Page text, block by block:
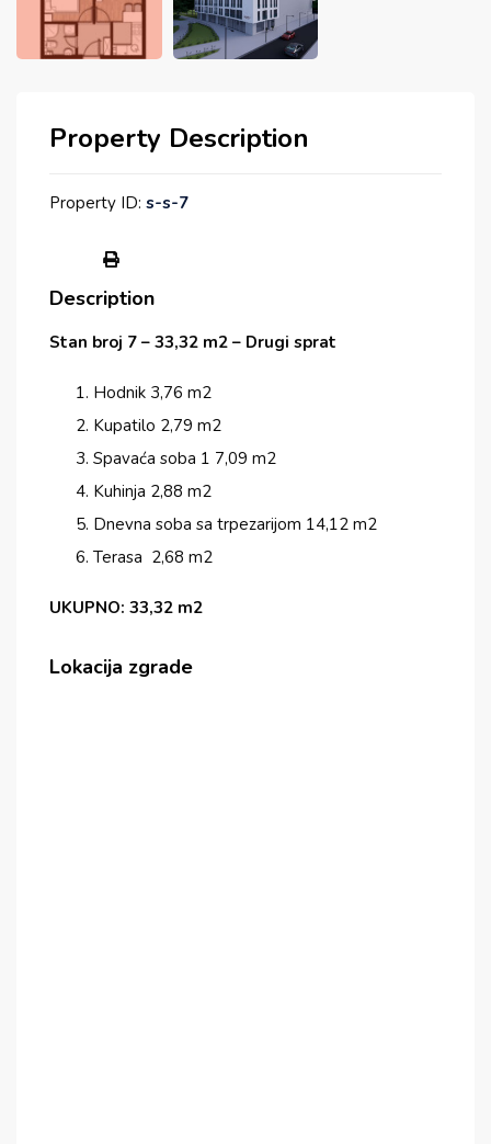
Property Description
Property ID: s-s-7
Description
Stan broj 7 – 33,32 m2 – Drugi sprat
Hodnik 3,76 m2
Kupatilo 2,79 m2
Spavaća soba 1 7,09 m2
Kuhinja 2,88 m2
Dnevna soba sa trpezarijom 14,12 m2
Terasa 2,68 m2
UKUPNO: 33,32 m2
Lokacija zgrade